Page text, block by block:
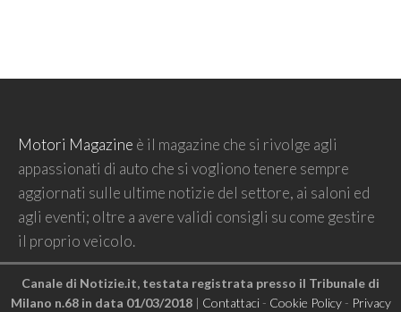
Motori Magazine è il magazine che si rivolge agli
appassionati di auto che si vogliono tenere sempre
aggiornati sulle ultime notizie del settore, ai saloni ed
agli eventi; oltre a avere validi consigli su come gestire
il proprio veicolo.
Canale di Notizie.it, testata registrata presso il Tribunale di
Milano n.68 in data 01/03/2018| Contattaci- Cookie Policy- Privacy